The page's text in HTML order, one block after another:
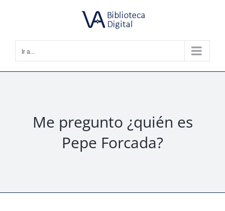
Ir a...
Me pregunto ¿quién es
Pepe Forcada?